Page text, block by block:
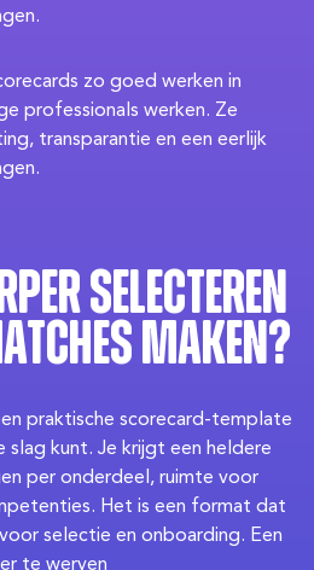
zo goed werken in
professionals werken. Ze
transparantie en een eerlijk
selecteren
maken?
praktische scorecard-template
slag kunt. Je krijgt een heldere
per onderdeel, ruimte voor
Het is een format dat
selectie en onboarding. Een
te werven